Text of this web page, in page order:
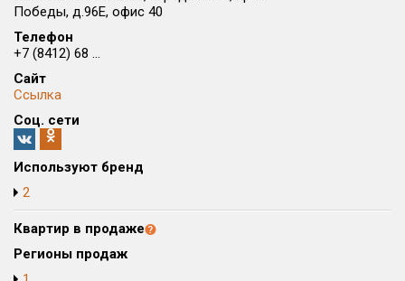
Цена
от
Общая площадь, м²
от
Срок сдачи
от
Кол-во комнат
Победы, д.96Е, офис 40
Телефон
+7 (8412) 68 ...
Сайт
Ссылка
Соц. сети
Используют бренд
2
Квартир в продаже
Регионы продаж